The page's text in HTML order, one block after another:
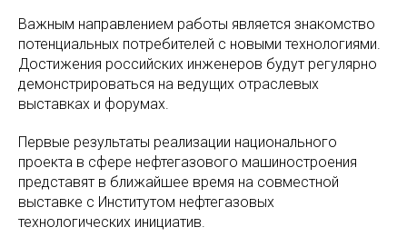
Важным направлением работы является знакомство
потенциальных потребителей с новыми технологиями.
Достижения российских инженеров будут регулярно
демонстрироваться на ведущих отраслевых
выставках и форумах.
Первые результаты реализации национального
проекта в сфере нефтегазового машиностроения
представят в ближайшее время на совместной
выставке с Институтом нефтегазовых
технологических инициатив.